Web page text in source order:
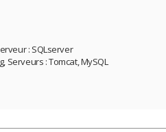
: SQLserver
Serveurs : Tomcat, MySQL